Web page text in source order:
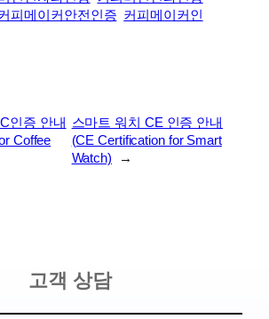
피메이커안전인증 커피메이커인
인증 안내
Coffee
스마트 워치 CE 인증 안내
(CE Certification for Smart
Watch)
→
고객 상담